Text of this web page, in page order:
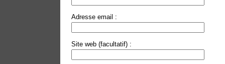
Adresse email :
Site web (facultatif) :